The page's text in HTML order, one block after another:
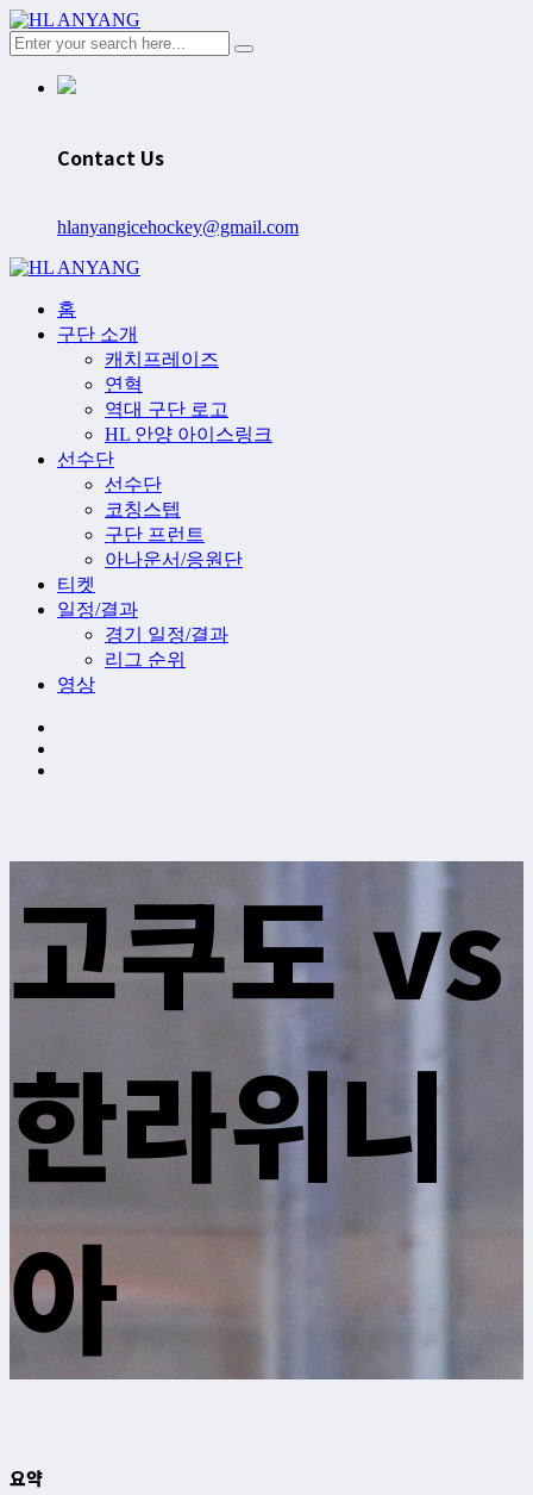
Contact Us
hlanyangicehockey@gmail.com
홈
구단 소개
캐치프레이즈
연혁
역대 구단 로고
HL 안양 아이스링크
선수단
선수단
코칭스텝
구단 프런트
아나운서/응원단
티켓
일정/결과
경기 일정/결과
리그 순위
영상
고쿠도 vs
한라위니
아
요약